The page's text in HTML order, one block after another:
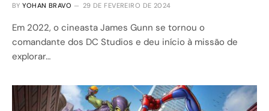
BY YOHAN BRAVO 29 DE FEVEREIRO DE 2024
Em 2022, o cineasta James Gunn se tornou o
comandante dos DC Studios e deu início à missão de
explorar…